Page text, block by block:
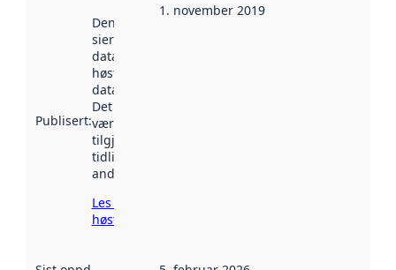
Publisert:
Denne datoen
sier når
datasettet ble
høstet av
data.norge.no.
Det kan ha
vært
tilgjengelig
tidligere
andre steder.
Les mer om
høsting her
1. november 2019